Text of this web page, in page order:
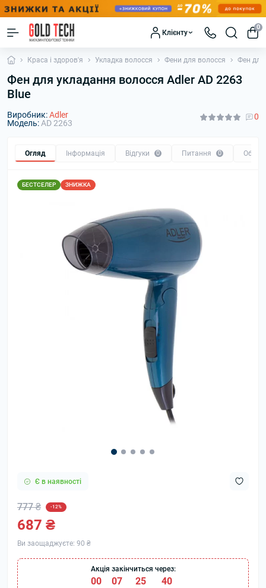
Клієнту
0
Краса і здоров'я Укладка волосся Фени для волосся Фен для
Фен для укладання волосся Adler AD 2263
Blue
Виробник:Adler
Модель:AD 2263
0
Огляд Інформація Відгуки 0 Питання 0 Обмін
БЕСТСЕЛЕР ЗНИЖКА
Є в наявності
777 ₴ -12%
687 ₴
Ви заощаджуєте: 90 ₴
Акція закінчиться через:
00 07 25 39